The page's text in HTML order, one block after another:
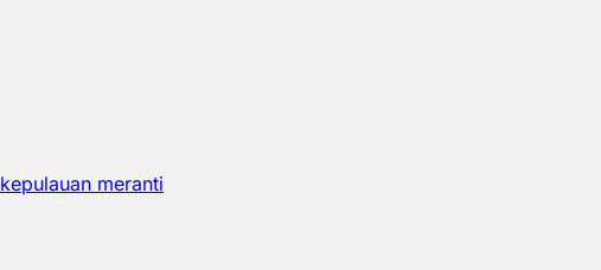
kepulauan meranti